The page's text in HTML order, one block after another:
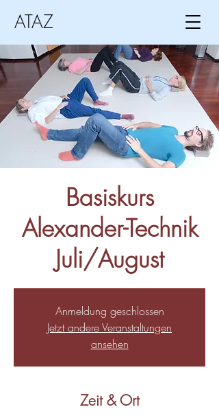
ATAZ
Basiskurs
Alexander-Technik
Juli/August
Anmeldung geschlossen
Jetzt andere Veranstaltungen
ansehen
Zeit & Ort